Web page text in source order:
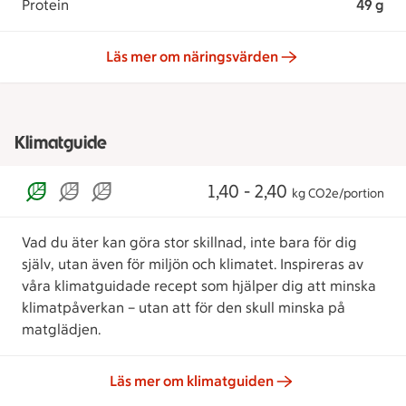
Protein 49 g
Läs mer om näringsvärden
Klimatguide
1,40 - 2,40 kg CO2e/portion
Vad du äter kan göra stor skillnad, inte bara för dig
själv, utan även för miljön och klimatet. Inspireras av
våra klimatguidade recept som hjälper dig att minska
klimatpåverkan – utan att för den skull minska på
matglädjen.
Läs mer om klimatguiden